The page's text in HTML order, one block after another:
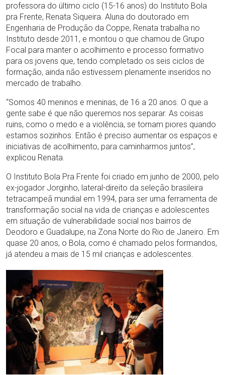
professora do último ciclo (15-16 anos) do Instituto Bola
pra Frente, Renata Siqueira. Aluna do doutorado em
Engenharia de Produção da Coppe, Renata trabalha no
Instituto desde 2011, e montou o que chamou de Grupo
Focal para manter o acolhimento e processo formativo
para os jovens que, tendo completado os seis ciclos de
formação, ainda não estivessem plenamente inseridos no
mercado de trabalho.
“Somos 40 meninos e meninas, de 16 a 20 anos. O que a
gente sabe é que não queremos nos separar. As coisas
ruins, como o medo e a violência, se tornam piores quando
estamos sozinhos. Então é preciso aumentar os espaços e
iniciativas de acolhimento, para caminharmos juntos”,
explicou Renata.
O Instituto Bola Pra Frente foi criado em junho de 2000, pelo
ex-jogador Jorginho, lateral-direito da seleção brasileira
tetracampeã mundial em 1994, para ser uma ferramenta de
transformação social na vida de crianças e adolescentes
em situação de vulnerabilidade social nos bairros de
Deodoro e Guadalupe, na Zona Norte do Rio de Janeiro. Em
quase 20 anos, o Bola, como é chamado pelos formandos,
já atendeu a mais de 15 mil crianças e adolescentes.